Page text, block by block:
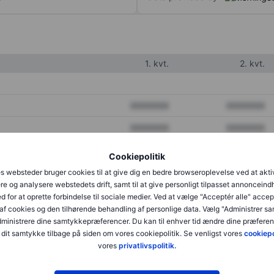
Cookiepolitik
websteder bruger cookies til at give dig en bedre browseroplevelse ved at
og analysere webstedets drift, samt til at give personligt tilpasset
for at oprette forbindelse til sociale medier. Ved at vælge "Acceptér alle"
cookies og den tilhørende behandling af personlige data. Vælg "Administrer
dine samtykkepræferencer. Du kan til enhver tid ændre dine
samtykke tilbage på siden om vores cookiepolitik. Se venligst vores
vores privatlivspolitik.
1. kvt. 2. kvt.
XXXXXXX XXXXXXX
XXXXXXX